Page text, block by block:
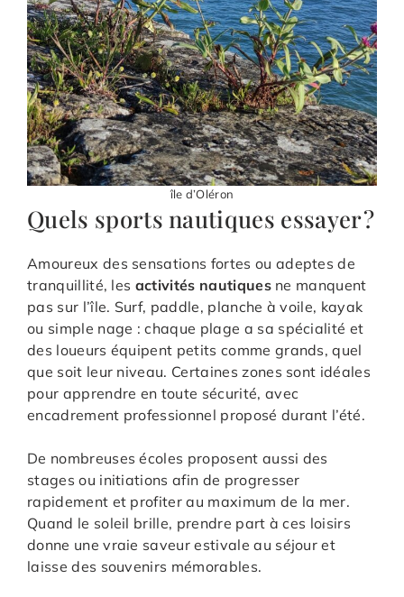
île d’Oléron
Quels sports nautiques essayer ?
Amoureux des sensations fortes ou adeptes de
tranquillité, les activités nautiquesne manquent
pas sur l’île. Surf, paddle, planche à voile, kayak
ou simple nage : chaque plage a sa spécialité et
des loueurs équipent petits comme grands, quel
que soit leur niveau. Certaines zones sont idéales
pour apprendre en toute sécurité, avec
encadrement professionnel proposé durant l’été.
De nombreuses écoles proposent aussi des
stages ou initiations afin de progresser
rapidement et profiter au maximum de la mer.
Quand le soleil brille, prendre part à ces loisirs
donne une vraie saveur estivale au séjour et
laisse des souvenirs mémorables.